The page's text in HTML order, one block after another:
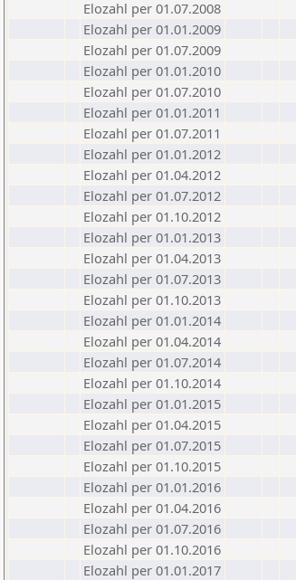
Elozahl per 01.07.2008
Elozahl per 01.01.2009
Elozahl per 01.07.2009
Elozahl per 01.01.2010
Elozahl per 01.07.2010
Elozahl per 01.01.2011
Elozahl per 01.07.2011
Elozahl per 01.01.2012
Elozahl per 01.04.2012
Elozahl per 01.07.2012
Elozahl per 01.10.2012
Elozahl per 01.01.2013
Elozahl per 01.04.2013
Elozahl per 01.07.2013
Elozahl per 01.10.2013
Elozahl per 01.01.2014
Elozahl per 01.04.2014
Elozahl per 01.07.2014
Elozahl per 01.10.2014
Elozahl per 01.01.2015
Elozahl per 01.04.2015
Elozahl per 01.07.2015
Elozahl per 01.10.2015
Elozahl per 01.01.2016
Elozahl per 01.04.2016
Elozahl per 01.07.2016
Elozahl per 01.10.2016
Elozahl per 01.01.2017